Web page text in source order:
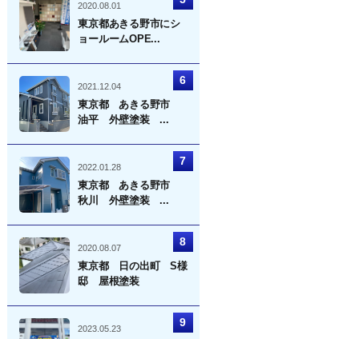
2020.08.01
東京都あきる野市にシ
ョールームOPE...
2021.12.04
東京都 あきる野市
油平 外壁塗装 ...
2022.01.28
東京都 あきる野市
秋川 外壁塗装 ...
2020.08.07
東京都 日の出町 S様
邸 屋根塗装
2023.05.23